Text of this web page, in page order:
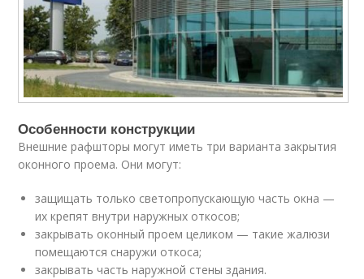
Особенности конструкции
Внешние рафшторы могут иметь три варианта закрытия
оконного проема. Они могут:
защищать только светопропускающую часть окна —
их крепят внутри наружных откосов;
закрывать оконный проем целиком — такие жалюзи
помещаются снаружи откоса;
закрывать часть наружной стены здания.